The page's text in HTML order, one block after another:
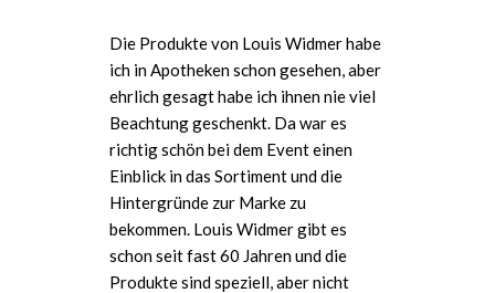
Die Produkte von Louis Widmer habe
ich in Apotheken schon gesehen, aber
ehrlich gesagt habe ich ihnen nie viel
Beachtung geschenkt. Da war es
richtig schön bei dem Event einen
Einblick in das Sortiment und die
Hintergründe zur Marke zu
bekommen. Louis Widmer gibt es
schon seit fast 60 Jahren und die
Produkte sind speziell, aber nicht